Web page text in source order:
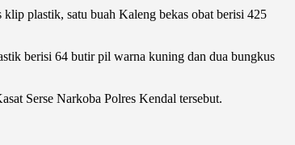
plastik, satu buah Kaleng bekas obat berisi 425
berisi 64 butir pil warna kuning dan dua bungkus
Serse Narkoba Polres Kendal tersebut.